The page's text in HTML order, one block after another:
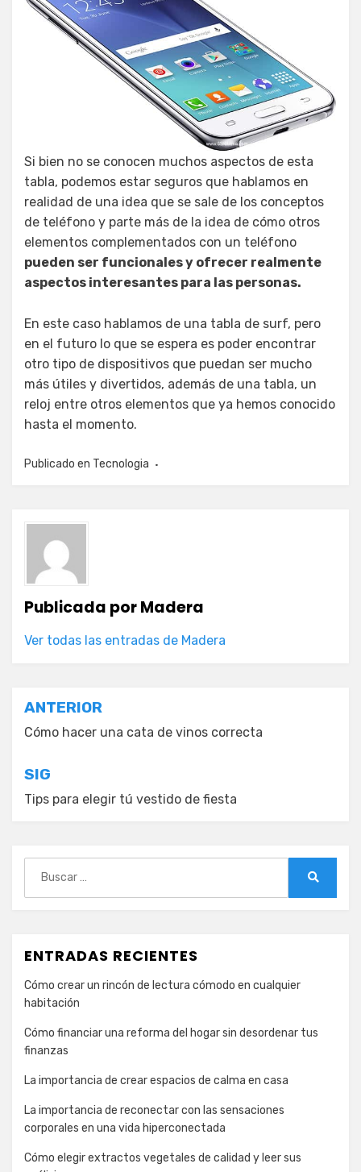
Si bien no se conocen muchos aspectos de esta
tabla, podemos estar seguros que hablamos en
realidad de una idea que se sale de los conceptos
de teléfono y parte más de la idea de cómo otros
elementos complementados con un teléfono
pueden ser funcionales y ofrecer realmente
aspectos interesantes para las personas.
En este caso hablamos de una tabla de surf, pero
en el futuro lo que se espera es poder encontrar
otro tipo de dispositivos que puedan ser mucho
más útiles y divertidos, además de una tabla, un
reloj entre otros elementos que ya hemos conocido
hasta el momento.
Publicado en Tecnologia
Publicada porMadera
Ver todas las entradas de Madera
Navegación
de
entradas
ANTERIOR
Cómo hacer una cata de vinos correcta
SIG
Tips para elegir tú vestido de fiesta
ENTRADAS RECIENTES
Cómo crear un rincón de lectura cómodo en cualquier
habitación
Cómo financiar una reforma del hogar sin desordenar tus
finanzas
La importancia de crear espacios de calma en casa
La importancia de reconectar con las sensaciones
corporales en una vida hiperconectada
Cómo elegir extractos vegetales de calidad y leer sus